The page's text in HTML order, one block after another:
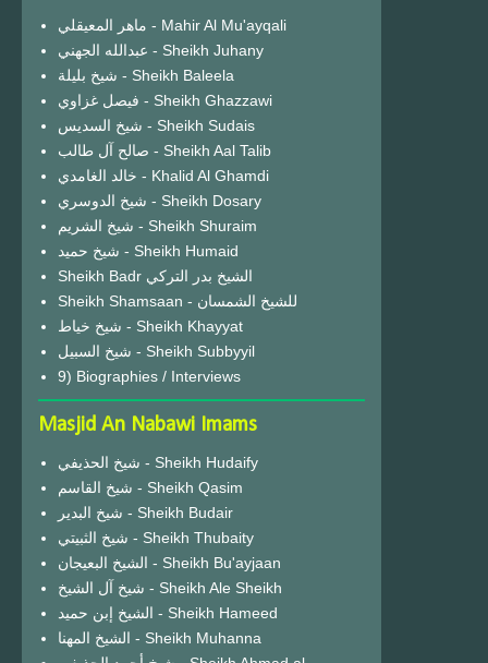
ماهر المعيقلي - Mahir Al Mu'ayqali
عبدالله الجهني - Sheikh Juhany
شيخ بليلة - Sheikh Baleela
فيصل غزاوي - Sheikh Ghazzawi
شيخ السديس - Sheikh Sudais
صالح آل طالب - Sheikh Aal Talib
خالد الغامدي - Khalid Al Ghamdi
شيخ الدوسري - Sheikh Dosary
شيخ الشريم - Sheikh Shuraim
شيخ حميد - Sheikh Humaid
Sheikh Badr الشيخ بدر التركي
Sheikh Shamsaan - للشيخ الشمسان
شيخ خياط - Sheikh Khayyat
شيخ السبيل - Sheikh Subbyyil
9) Biographies / Interviews
Masjid An Nabawi Imams
شيخ الحذيفي - Sheikh Hudaify
شيخ القاسم - Sheikh Qasim
شيخ البدير - Sheikh Budair
شيخ الثبيتي - Sheikh Thubaity
الشيخ البعيجان - Sheikh Bu'ayjaan
شيخ آل الشيخ - Sheikh Ale Sheikh
الشيخ إبن حميد - Sheikh Hameed
الشيخ المهنا - Sheikh Muhanna